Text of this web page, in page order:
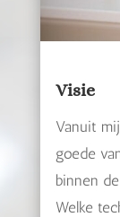
Visie
Vanuit
goede
binnen
Welke